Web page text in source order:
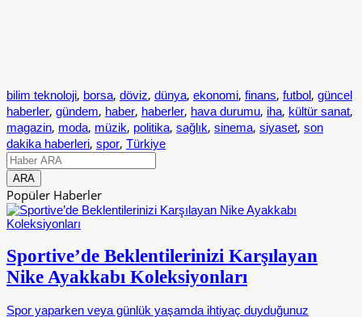
bilim teknoloji, borsa, döviz, dünya, ekonomi, finans, futbol, güncel
haberler, gündem, haber, haberler, hava durumu, iha, kültür sanat,
magazin, moda, müzik, politika, sağlık, sinema, siyaset, son
dakika haberleri, spor, Türkiye
Popüler Haberler
Sportive’de Beklentilerinizi Karşılayan
Nike Ayakkabı Koleksiyonları
Spor yaparken veya günlük yaşamda ihtiyaç duyduğunuz